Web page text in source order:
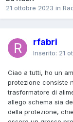
21 ottobre 2023 in
rfabri
Inserito: 21
Ciao a tutti, ho un
protezione consiste
trasformatore di
allego schema sia
della protezione,